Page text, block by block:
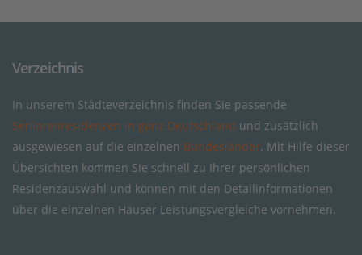
Verzeichnis
In unserem Städteverzeichnis finden Sie passende
Seniorenresidenzen in ganz Deutschland und zusätzlich
ausgewiesen auf die einzelnen Bundesländer. Mit Hilfe dieser
Übersichten kommen Sie schnell zu Ihrer persönlichen
Residenzauswahl und können mit den Detailinformationen
über die einzelnen Häuser Leistungsvergleiche vornehmen.